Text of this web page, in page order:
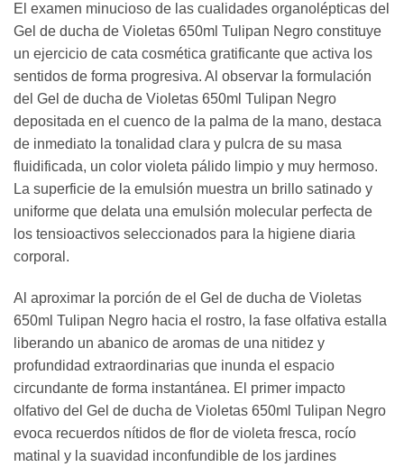
El examen minucioso de las cualidades organolépticas del
Gel de ducha de Violetas 650ml Tulipan Negro constituye
un ejercicio de cata cosmética gratificante que activa los
sentidos de forma progresiva. Al observar la formulación
del Gel de ducha de Violetas 650ml Tulipan Negro
depositada en el cuenco de la palma de la mano, destaca
de inmediato la tonalidad clara y pulcra de su masa
fluidificada, un color violeta pálido limpio y muy hermoso.
La superficie de la emulsión muestra un brillo satinado y
uniforme que delata una emulsión molecular perfecta de
los tensioactivos seleccionados para la higiene diaria
corporal.
Al aproximar la porción de el Gel de ducha de Violetas
650ml Tulipan Negro hacia el rostro, la fase olfativa estalla
liberando un abanico de aromas de una nitidez y
profundidad extraordinarias que inunda el espacio
circundante de forma instantánea. El primer impacto
olfativo del Gel de ducha de Violetas 650ml Tulipan Negro
evoca recuerdos nítidos de flor de violeta fresca, rocío
matinal y la suavidad inconfundible de los jardines